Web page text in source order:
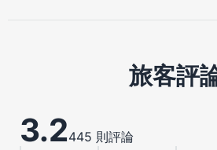
旅客評
3.2445 則評論